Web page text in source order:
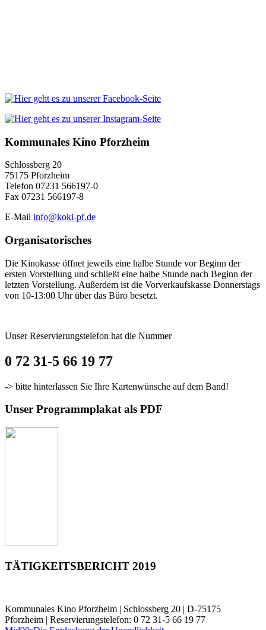
Kommunales Kino Pforzheim
Schlossberg 20
75175 Pforzheim
Telefon 07231 566197-0
Fax 07231 566197-8
E-Mail info@koki-pf.de
Organisatorisches
Die Kinokasse öffnet jeweils eine halbe Stunde vor Beginn der
ersten Vorstellung und schließt eine halbe Stunde nach Beginn der
letzten Vorstellung. Außerdem ist die Vorverkaufskasse Donnerstags
von 10-13:00 Uhr über das Büro besetzt.
Unser Reservierungstelefon hat die Nummer
0 72 31-5 66 19 77
-> bitte hinterlassen Sie Ihre Kartenwünsche auf dem Band!
Unser Programmplakat als PDF
TÄTIGKEITSBERICHT 2019
Kommunales Kino Pforzheim | Schlossberg 20 | D-75175
Pforzheim | Reservierungstelefon: 0 72 31-5 66 19 77